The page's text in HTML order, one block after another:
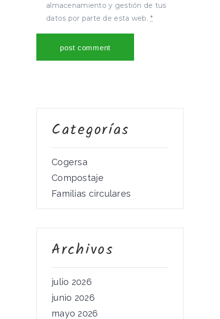
almacenamiento y gestión de tus
datos por parte de esta web.*
Categorías
Cogersa
Compostaje
Familias circulares
Archivos
julio 2026
junio 2026
mayo 2026